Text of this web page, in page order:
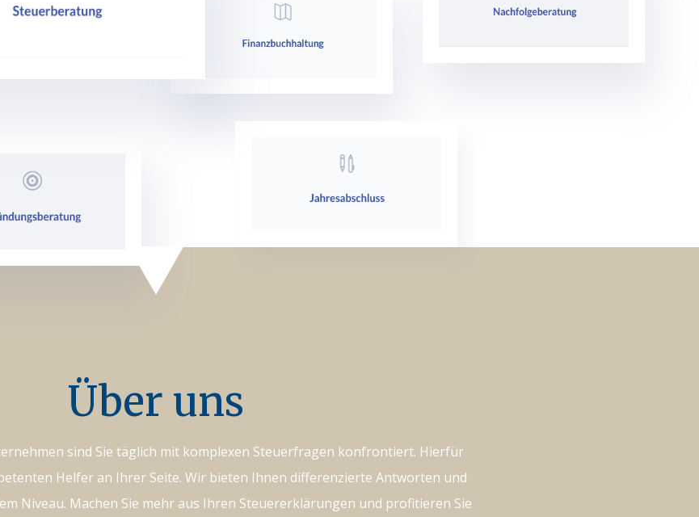
Über uns
sind Sie täglich mit komplexen Steuerfragen konfrontiert. Hierfür
Helfer an Ihrer Seite. Wir bieten Ihnen differenzierte Antworten und
Niveau. Machen Sie mehr aus Ihren Steuererklärungen und profitieren Sie